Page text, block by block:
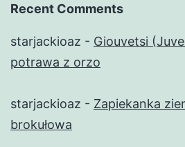
Recent Comments
starjackioaz - Giouvetsi
potrawa z orzo
starjackioaz - Zapiekanka
brokułowa